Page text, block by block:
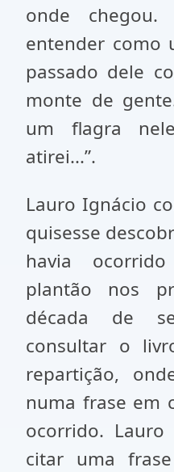
onde
entender como
passado dele
monte de
um flagra
atirei...”.
Lauro Ignácio
quisesse
havia
plantão nos
década de
consultar o
repartição,
numa frase em
ocorrido.
citar uma